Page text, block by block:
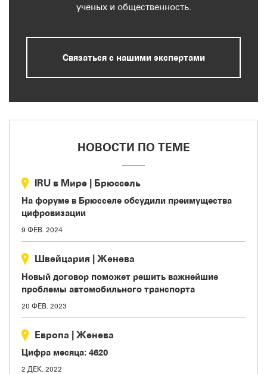
ученых и общественность.
Связаться с нашими экспертами
НОВОСТИ ПО ТЕМЕ
IRU в Мире | Брюссель
На форуме в Брюсселе обсудили преимущества
цифровизации
9 ФЕВ. 2024
Швейцария | Женева
Новый договор поможет решить важнейшие
проблемы автомобильного транспорта
20 ФЕВ. 2023
Европа | Женева
Цифра месяца: 4620
2 ДЕК. 2022